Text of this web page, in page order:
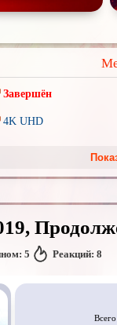
Завершён
4K UHD
Ангелы и Демоны
Гении
Коллекция
Новогодние
Перевод
5 Реакций: 8